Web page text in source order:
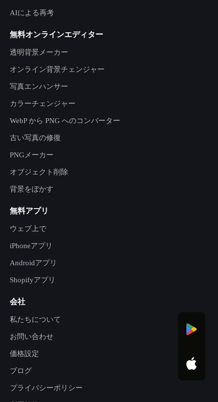
AIによる再考
無料オンラインエディター
透明背景メーカー
オンライン背景チェンジャー
写真エンハンサー
カラーチェンジャー
WebP から PNG へのコンバーター
古い写真の修復
PNGメーカー
オブジェクト削除
背景をぼかす
無料アプリ
ウェブ上で
iPhoneアプリ
Androidアプリ
Shopifyアプリ
会社
私たちについて
お問い合わせ
価格設定
ブログ
プライバシーポリシー